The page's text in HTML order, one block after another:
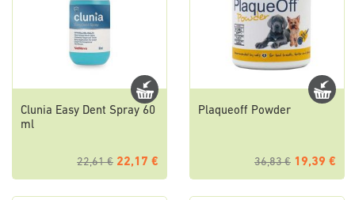
Clunia Easy Dent Spray 60
ml
22,61 € 22,17 €
Plaqueoff Powder
36,83 € 19,39 €